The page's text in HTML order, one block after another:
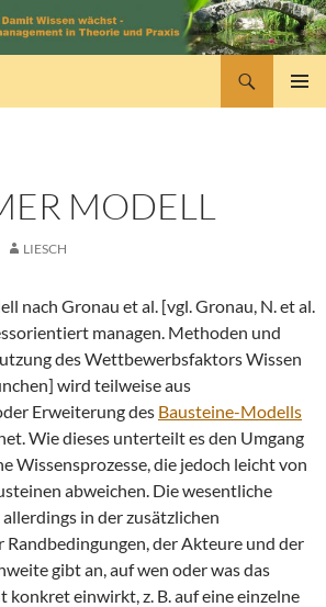
MODELL
LIESCH
nach Gronau et al. [vgl. Gronau, N. et al.
managen. Methoden und
des Wettbewerbsfaktors Wissen
wird teilweise aus
Erweiterung des Bausteine-Modells
Wie dieses unterteilt es den Umgang
Wissensprozesse, die jedoch leicht von
abweichen. Die wesentliche
in der zusätzlichen
Randbedingungen, der Akteure und der
gibt an, auf wen oder was das
konkret einwirkt, z. B. auf eine einzelne